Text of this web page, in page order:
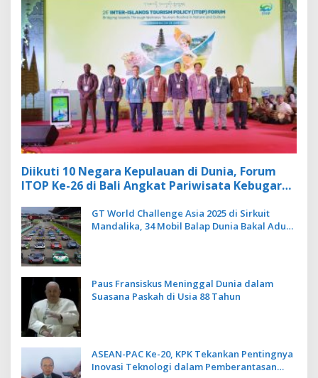
Diikuti 10 Negara Kepulauan di Dunia, Forum
ITOP Ke-26 di Bali Angkat Pariwisata Kebugaran
GT World Challenge Asia 2025 di Sirkuit
Mandalika, 34 Mobil Balap Dunia Bakal Adu
Paus Fransiskus Meninggal Dunia dalam
Suasana Paskah di Usia 88 Tahun
ASEAN-PAC Ke-20, KPK Tekankan Pentingnya
Inovasi Teknologi dalam Pemberantasan